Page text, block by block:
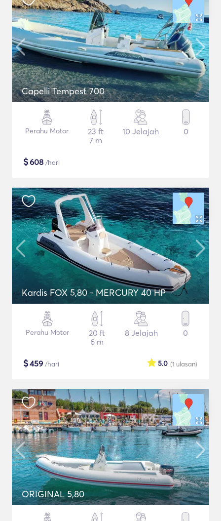
Capelli Tempest 700
Perahu Motor
23 ft
7 m
10 Jelajah 0
$608 /hari
Kardis FOX 5,80 - MERCURY 40 HP
Perahu Motor
20 ft
6 m
8 Jelajah 0
$459 /hari (1 ulasan)
5.0
ORIGINAL 5,80